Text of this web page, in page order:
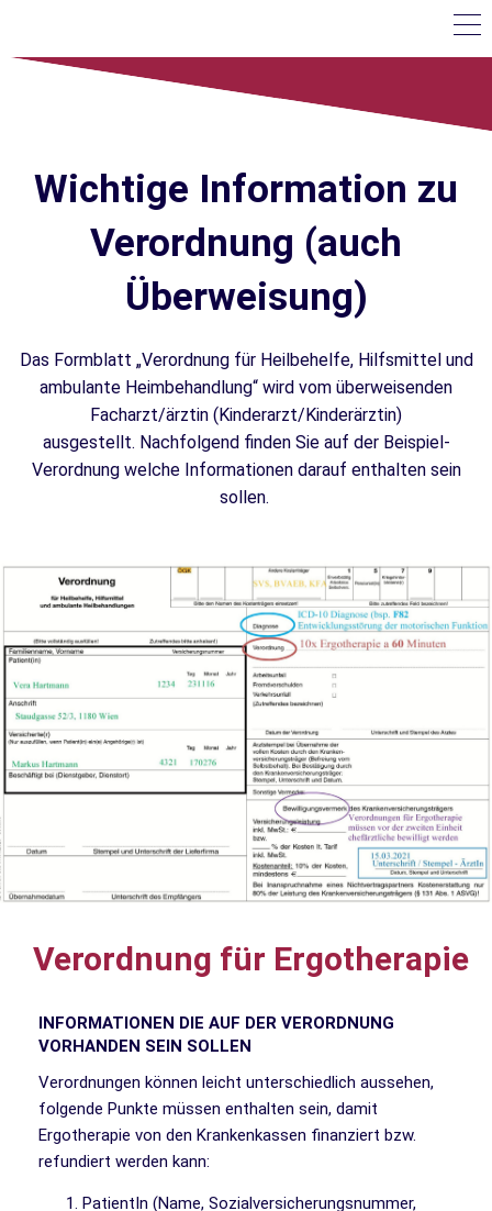
Wichtige Information zu
Verordnung (auch
Überweisung)
Das Formblatt „Verordnung für Heilbehelfe, Hilfsmittel und
ambulante Heimbehandlung“ wird vom überweisenden
Facharzt/ärztin (Kinderarzt/Kinderärztin)
ausgestellt. Nachfolgend finden Sie auf der Beispiel-
Verordnung welche Informationen darauf enthalten sein
sollen.
Verordnung für Ergotherapie
INFORMATIONEN DIE AUF DER VERORDNUNG
VORHANDEN SEIN SOLLEN
Verordnungen können leicht unterschiedlich aussehen,
folgende Punkte müssen enthalten sein, damit
Ergotherapie von den Krankenkassen finanziert bzw.
refundiert werden kann:
PatientIn (Name, Sozialversicherungsnummer,